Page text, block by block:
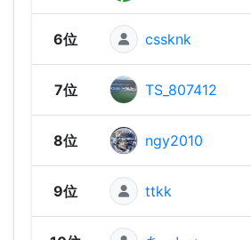
6位 cssknk
7位 TS_807412
8位 ngy2010
9位 ttkk